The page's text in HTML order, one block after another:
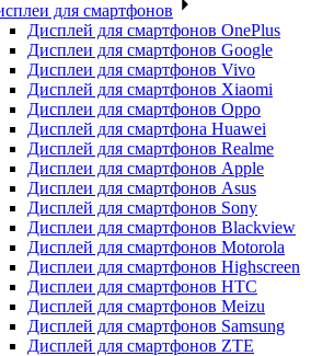
для смартфонов
Дисплей для смартфонов OnePlus
Дисплеи для смартфонов Google
Дисплеи для смартфонов Vivo
Дисплей для смартфонов Xiaomi
Дисплеи для смартфонов Oppo
Дисплей для смартфона Huawei
Дисплей для смартфонов Realme
Дисплеи для смартфонов Apple
Дисплеи для смартфонов Asus
Дисплей для смартфонов Sony
Дисплеи для смартфонов Blackview
Дисплей для смартфонов Motorola
Дисплеи для смартфонов Highscreen
Дисплеи для смартфонов HTC
Дисплей для смартфонов Meizu
Дисплей для смартфонов Samsung
Дисплей для смартфонов ZTE